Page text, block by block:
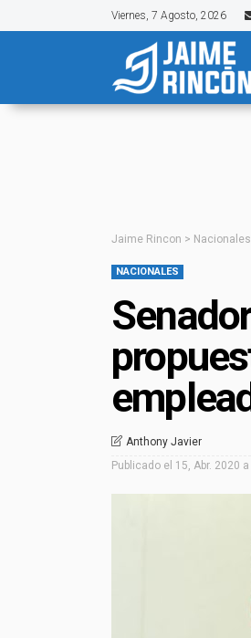
Viernes, 7 Agosto, 2026
Jaime Rincon > Nacionales
NACIONALES
Anthony Javier
Publicado el 15, Abr. 2020